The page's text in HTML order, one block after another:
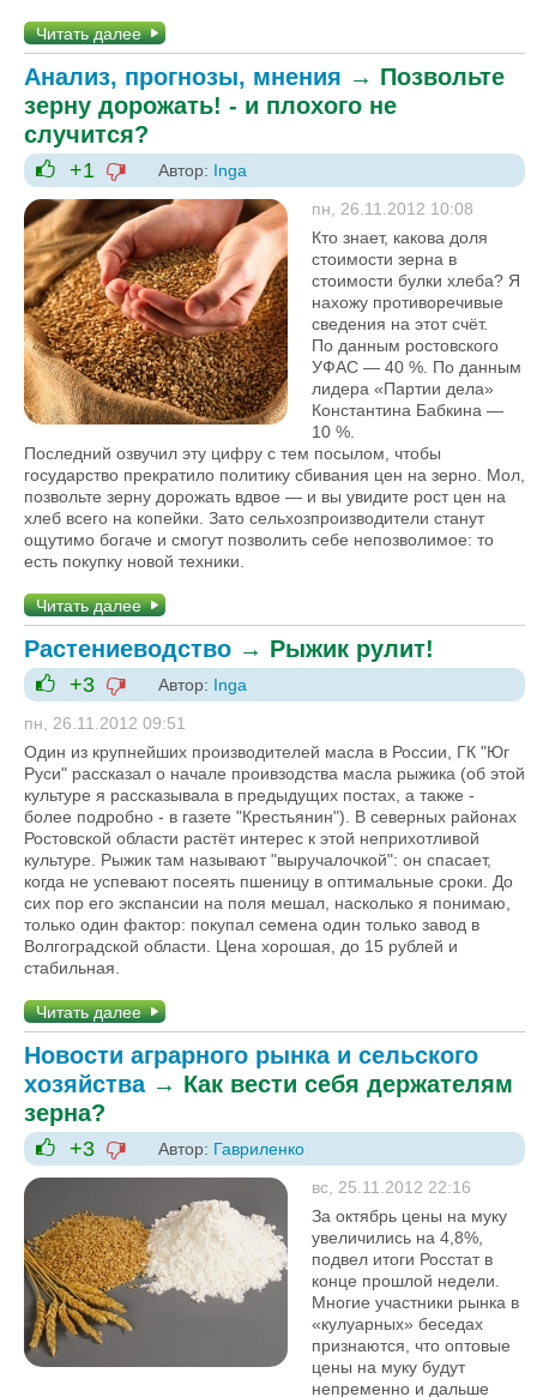
Читать далее
Анализ, прогнозы, мнения → Позвольте
зерну дорожать! - и плохого не
случится?
+1
+1
-1
Автор: Inga
пн, 26.11.2012 10:08
Кто знает, какова доля
стоимости зерна в
стоимости булки хлеба? Я
нахожу противоречивые
сведения на этот счёт.
По данным ростовского
УФАС — 40 %. По данным
лидера «Партии дела»
Константина Бабкина —
10 %.
Последний озвучил эту цифру с тем посылом, чтобы
государство прекратило политику сбивания цен на зерно. Мол,
позвольте зерну дорожать вдвое — и вы увидите рост цен на
хлеб всего на копейки. Зато сельхозпроизводители станут
ощутимо богаче и смогут позволить себе непозволимое: то
есть покупку новой техники.
Читать далее
Растениеводство → Рыжик рулит!
+1
+3
-1
Автор: Inga
пн, 26.11.2012 09:51
Один из крупнейших производителей масла в России, ГК "Юг
Руси" рассказал о начале проивзодства масла рыжика (об этой
культуре я рассказывала в предыдущих постах, а также -
более подробно - в газете "Крестьянин"). В северных районах
Ростовской области растёт интерес к этой неприхотливой
культуре. Рыжик там называют "выручалочкой": он спасает,
когда не успевают посеять пшеницу в оптимальные сроки. До
сих пор его экспансии на поля мешал, насколько я понимаю,
только один фактор: покупал семена один только завод в
Волгоградской области. Цена хорошая, до 15 рублей и
стабильная.
Читать далее
Новости аграрного рынка и сельского
хозяйства→ Как вести себя держателям
зерна?
+1
+3
-1
Автор: Гавриленко
вс, 25.11.2012 22:16
За октябрь цены на муку
увеличились на 4,8%,
подвел итоги Росстат в
конце прошлой недели.
Многие участники рынка в
«кулуарных» беседах
признаются, что оптовые
цены на муку будут
непременно и дальше